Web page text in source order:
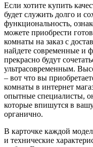
Если хотите купить
будет служить долго и
функциональность,
можете приобрести
комнаты на заказ с
найдете современные и
прекрасно будут
ультрасовременным.
– вот что вы
комнаты в интернет
опытные специалисты,
которые впишутся в
органично.
В карточке каждой
и технические